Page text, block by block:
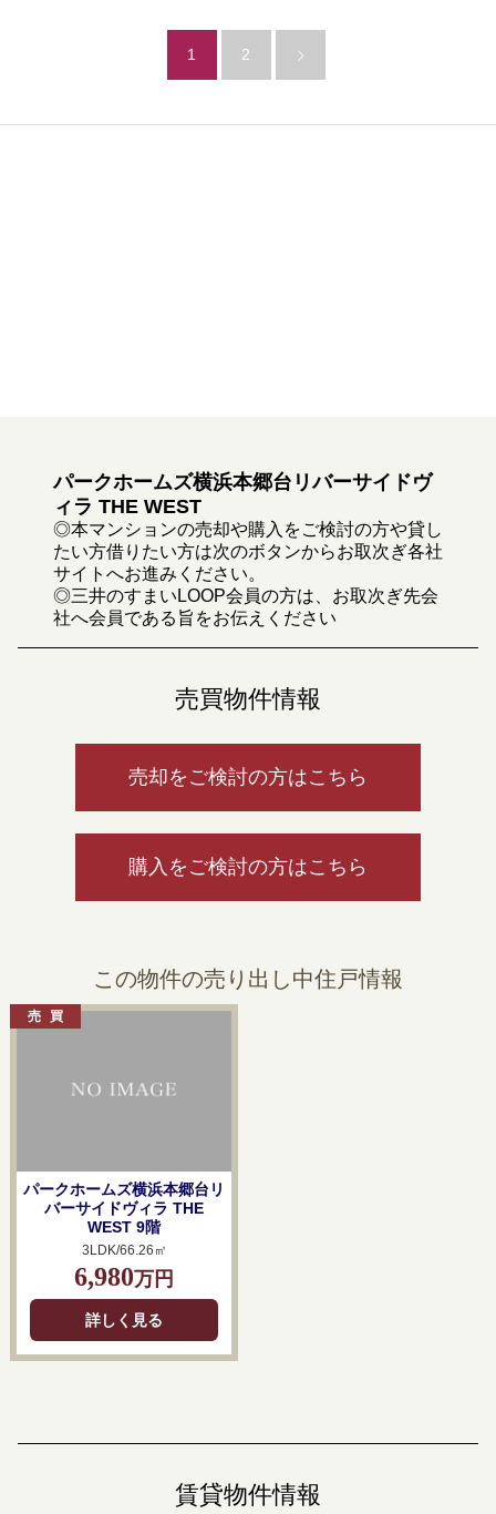
1 2
パークホームズ横浜本郷台リバーサイドヴ
ィラ THE WEST
◎本マンションの売却や購入をご検討の方や貸し
たい方借りたい方は次のボタンからお取次ぎ各社
サイトへお進みください。
◎三井のすまいLOOP会員の方は、お取次ぎ先会
社へ会員である旨をお伝えください
売買物件情報
売却をご検討の方はこちら
購入をご検討の方はこちら
この物件の売り出し中住戸情報
パークホームズ横浜本郷台リ
バーサイドヴィラ THE
WEST 9階
3LDK/66.26㎡
6,980万円
詳しく見る
賃貸物件情報